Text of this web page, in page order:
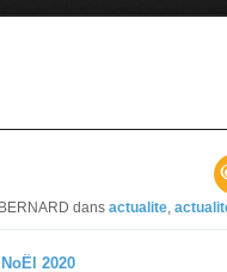
dans actualite,